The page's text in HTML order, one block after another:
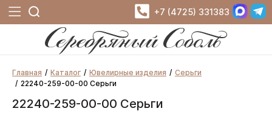
+7 (4725) 331383
Главная Каталог Ювелирные изделия
Серьги
22240-259-00-00 Серьги
22240-259-00-00 Серьги